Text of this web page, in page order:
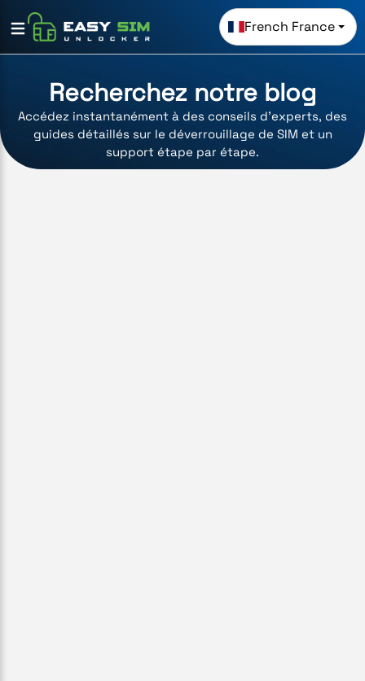
French France
Recherchez notre blog
Accédez instantanément à des conseils d'experts, des
guides détaillés sur le déverrouillage de SIM et un
support étape par étape.